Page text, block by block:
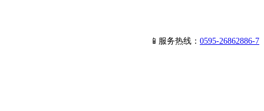
📱服务热线： 0595-26862886-7